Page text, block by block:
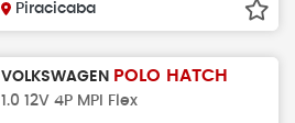
Piracicaba
VOLKSWAGEN POLO HATCH
1.0 12V 4P MPI Flex